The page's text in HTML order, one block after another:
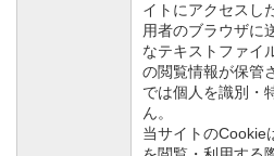
イトにアクセスし
用者のブラウザに
なテキストファイ
の閲覧情報が保管
では個人を識別・
ん。
当サイトのCookie